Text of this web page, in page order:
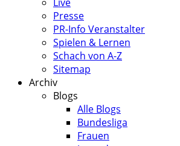
Presse
PR-Info Veranstalter
Spielen & Lernen
Schach von A-Z
Sitemap
Archiv
Blogs
Alle Blogs
Bundesliga
Frauen